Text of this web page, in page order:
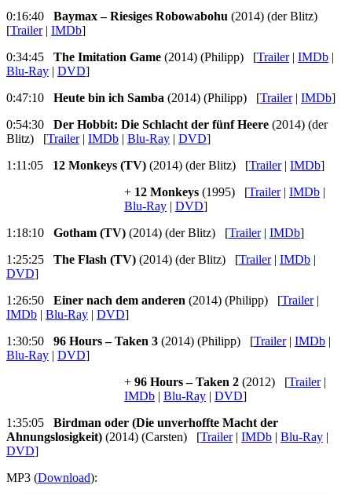
0:16:40 Baymax – Riesiges Robowabohu (2014) (der Blitz)
[Trailer| IMDb]
0:34:45 The Imitation Game (2014) (Philipp) [Trailer| IMDb |
Blu-Ray | DVD]
0:47:10 Heute bin ich Samba (2014) (Philipp) [Trailer| IMDb]
0:54:30 Der Hobbit: Die Schlacht der fünf Heere (2014) (der
Blitz) [Trailer| IMDb | Blu-Ray | DVD]
1:11:05 12 Monkeys (TV) (2014) (der Blitz) [Trailer| IMDb]
+ 12 Monkeys (1995) [Trailer| IMDb |
Blu-Ray | DVD]
1:18:10 Gotham (TV) (2014) (der Blitz) [Trailer| IMDb]
1:25:25 The Flash (TV) (2014) (der Blitz) [Trailer| IMDb |
DVD]
1:26:50 Einer nach dem anderen (2014) (Philipp) [Trailer|
IMDb | Blu-Ray | DVD]
1:30:50 96 Hours – Taken 3 (2014) (Philipp) [Trailer| IMDb |
Blu-Ray | DVD]
+ 96 Hours – Taken 2 (2012) [Trailer|
IMDb | Blu-Ray | DVD]
1:35:05 Birdman oder (Die unverhoffte Macht der
Ahnungslosigkeit) (2014) (Carsten) [Trailer| IMDb | Blu-Ray |
DVD]
MP3 (Download):